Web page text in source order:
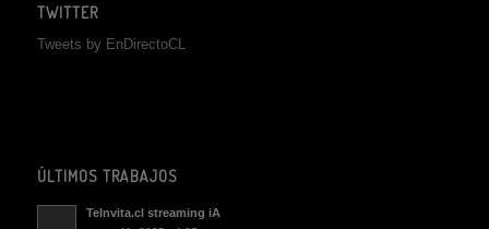
TWITTER
Tweets by EnDirectoCL
ÚLTIMOS TRABAJOS
TeInvita.cl streaming iA